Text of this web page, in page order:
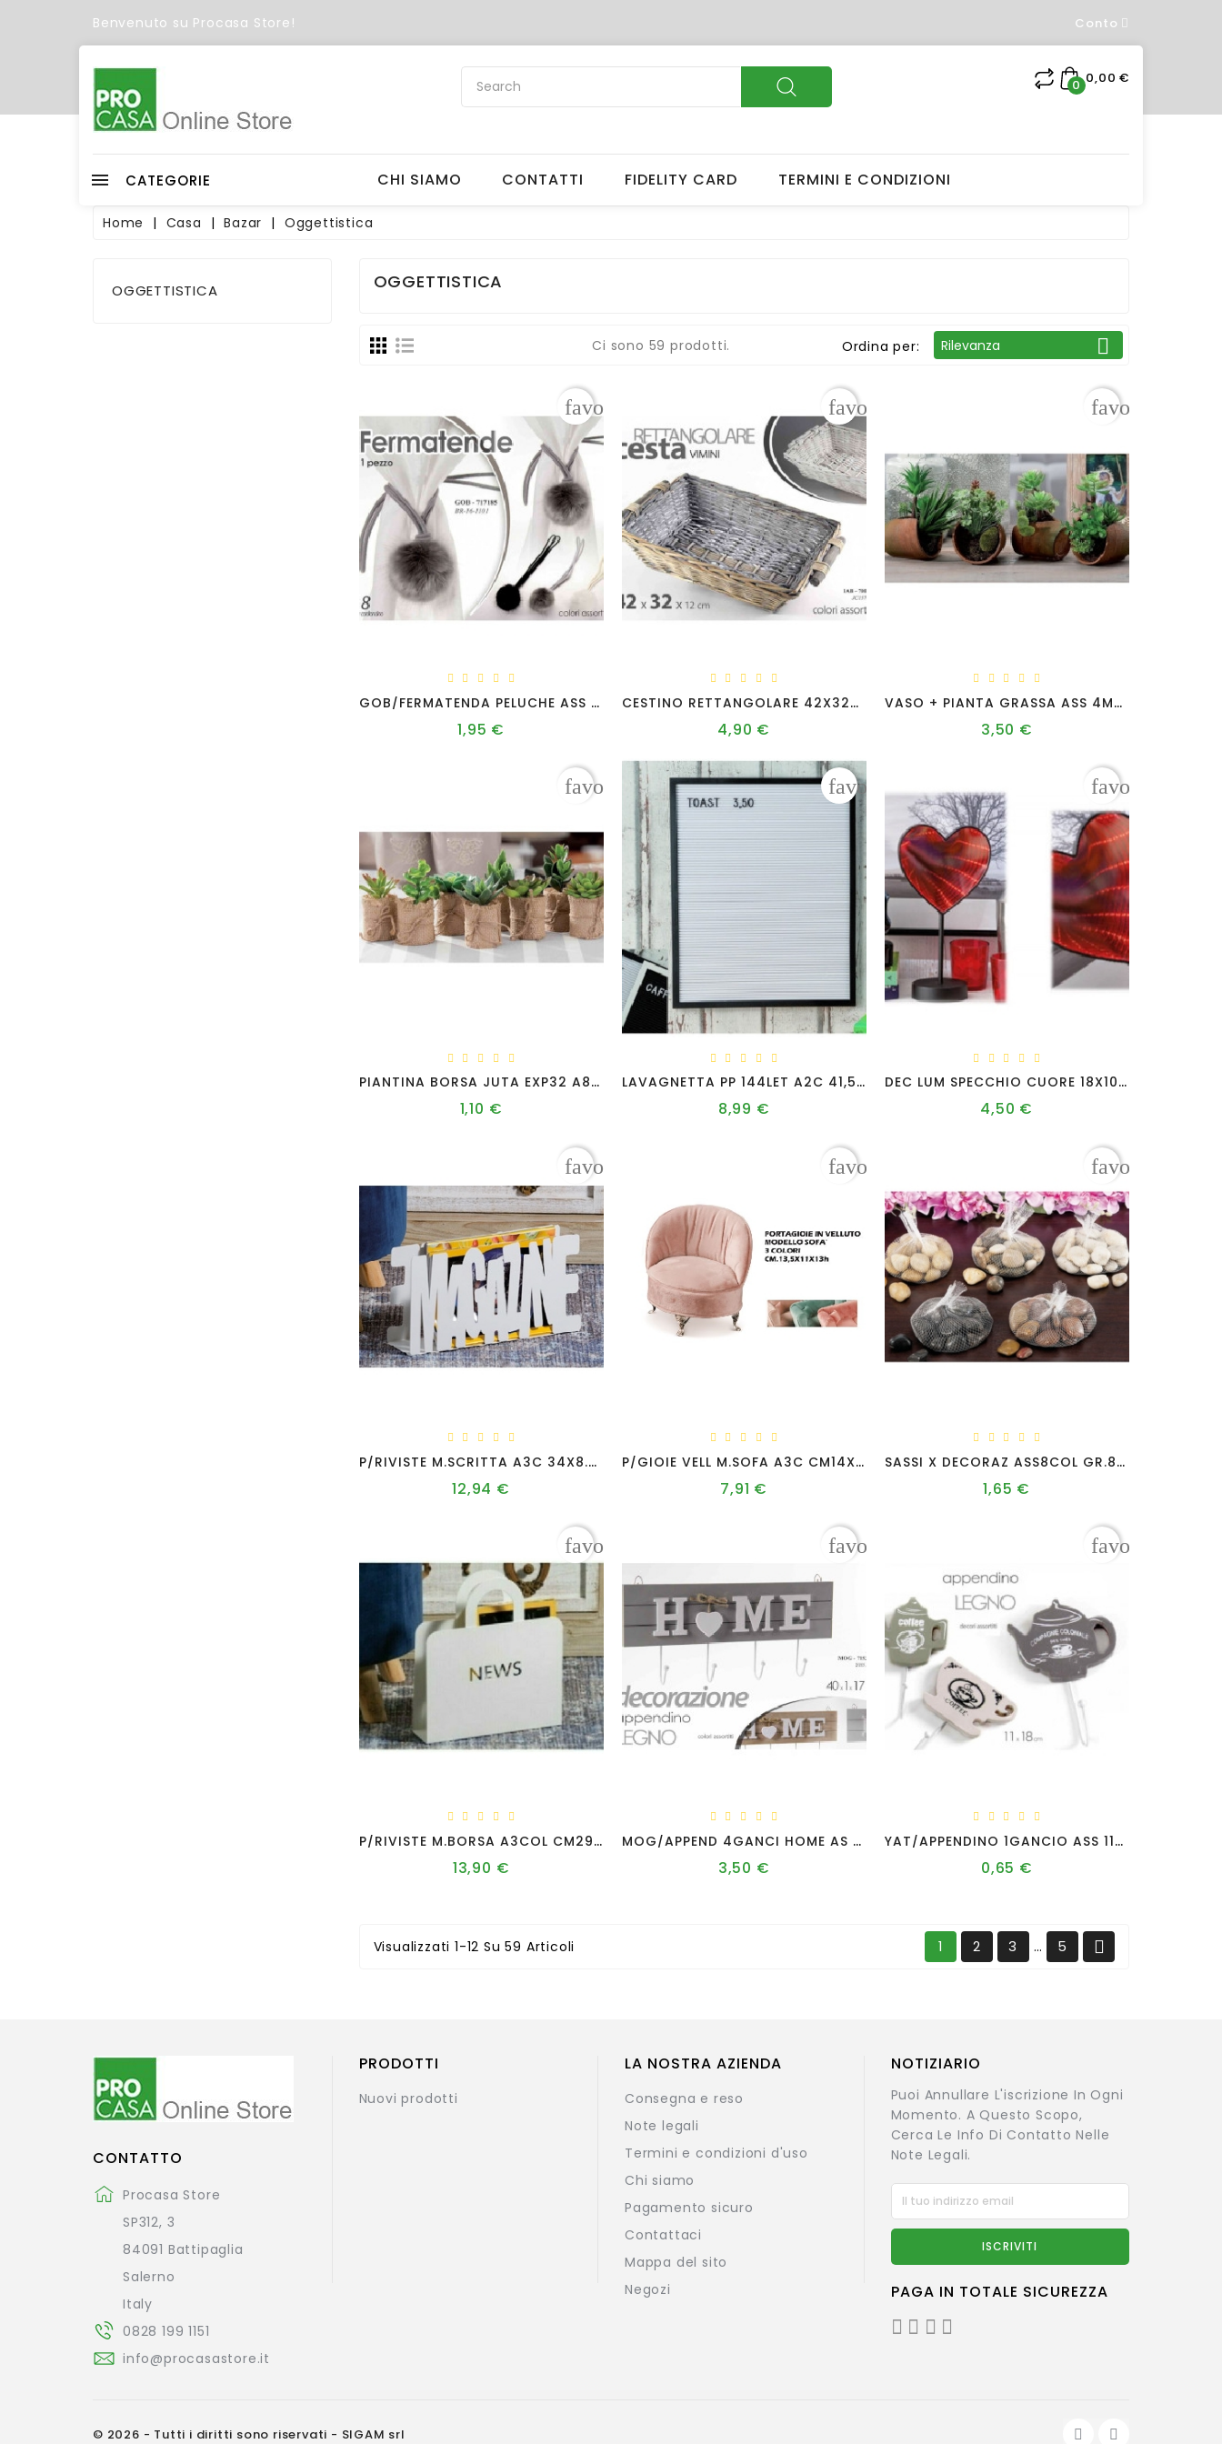
Benvenuto su Procasa Store! Conto
0 0,00 €
CATEGORIE CHI SIAMO CONTATTI FIDELITY CARD TERMINI E CONDIZIONI
Home Casa Bazar Oggettistica
OGGETTISTICA OGGETTISTICA
Ci sono 59 prodotti. Ordina per: Rilevanza 
GOB/FERMATENDA PELUCHE ASS BR16-1101
1,95 €
favorite_border
CESTINO RETTANGOLARE 42X32X12
4,90 €
favorite_border
VASO + PIANTA GRASSA ASS 4MOD CM 18X11XH18
3,50 €
PIANTINA BORSA JUTA EXP32 A8M D7XH9
1,10 €
favorite_border
LAVAGNETTA PP 144LET A2C 41,5X51,5
8,99 €
favorite_border
DEC LUM SPECCHIO CUORE 18X10XH33
4,50 €
P/RIVISTE M.SCRITTA A3C 34X8.5X18H
12,94 €
favorite_border
P/GIOIE VELL M.SOFA A3C CM14X11X13H
7,91 €
favorite_border
SASSI X DECORAZ ASS8COL GR.800
1,65 €
P/RIVISTE M.BORSA A3COL CM29X8XH32
13,90 €
favorite_border
MOG/APPEND 4GANCI HOME AS 40*1*17 YH5139
3,50 €
favorite_border
YAT/APPENDINO 1GANCIO ASS 11*18 ZY172135
0,65 €
Visualizzati 1-12 Su 59 Articoli 1 2 3 … 5 
CONTATTO
Procasa Store
SP312, 3
84091 Battipaglia
Salerno
Italy
0828 199 1151
info@procasastore.it
PRODOTTI
Nuovi prodotti
LA NOSTRA AZIENDA
Consegna e reso
Note legali
Termini e condizioni d'uso
Chi siamo
Pagamento sicuro
Contattaci
Mappa del sito
Negozi
NOTIZIARIO
Puoi Annullare L'iscrizione In Ogni
Momento. A Questo Scopo,
Cerca Le Info Di Contatto Nelle
Note Legali.
PAGA IN TOTALE SICUREZZA
Create wishlist ×
Wishlist name
© 2026 - Tutti i diritti sono riservati - SIGAM srl